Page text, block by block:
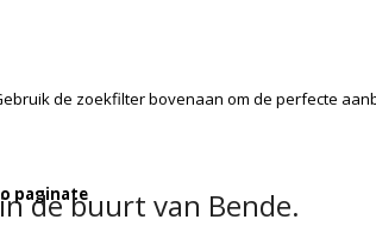
de zoekfilter bovenaan om de perfecte
de buurt van Bende.
paginate